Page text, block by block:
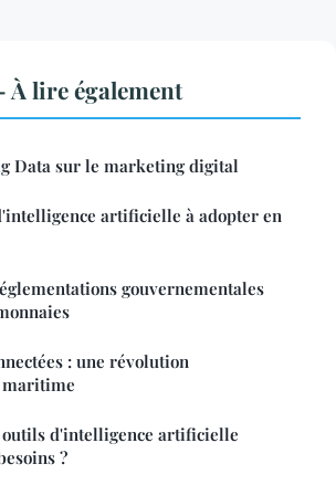
lire également
Data sur le marketing digital
artificielle à adopter en
gouvernementales
: une révolution
maritime
outils d'intelligence artificielle
?